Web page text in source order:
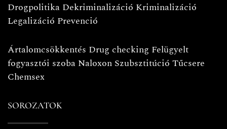
Drogpolitika Dekriminalizáció Kriminalizáció
Legalizáció Prevenció
Ártalomcsökkentés Drug checking Felügyelt
fogyasztói szoba Naloxon Szubsztitúció Tűcsere
Chemsex
SOROZATOK